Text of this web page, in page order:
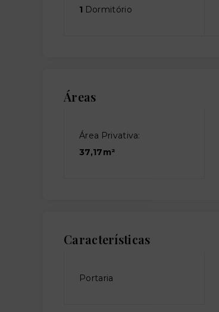
1 Dormitório
Áreas
Área Privativa:
37,17m²
Características
Portaria